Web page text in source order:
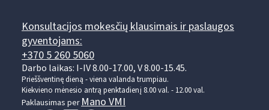
Konsultacijos mokesčių klausimais ir paslaugos
gyventojams:
+370 5 260 5060
Darbo laikas: I-IV 8.00-17.00, V 8.00-15.45.
Prieššventinę dieną - viena valanda trumpiau.
Kiekvieno mėnesio antrą penktadienį 8.00 val. - 12.00 val.
Paklausimas per Mano VMI